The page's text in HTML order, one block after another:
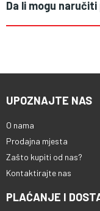
Da li mogu
UPOZNAJTE NAS
O nama
Prodajna mjesta
Zašto kupiti od nas?
Kontaktirajte nas
PLAĆANJE I